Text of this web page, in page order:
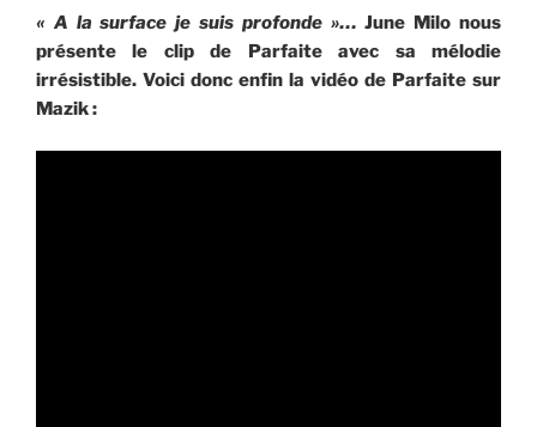
« A la surface je suis profonde »…June Milo nous
présente le clip de Parfaite avec sa mélodie
irrésistible. Voici donc enfin la vidéo de Parfaite sur
Mazik :